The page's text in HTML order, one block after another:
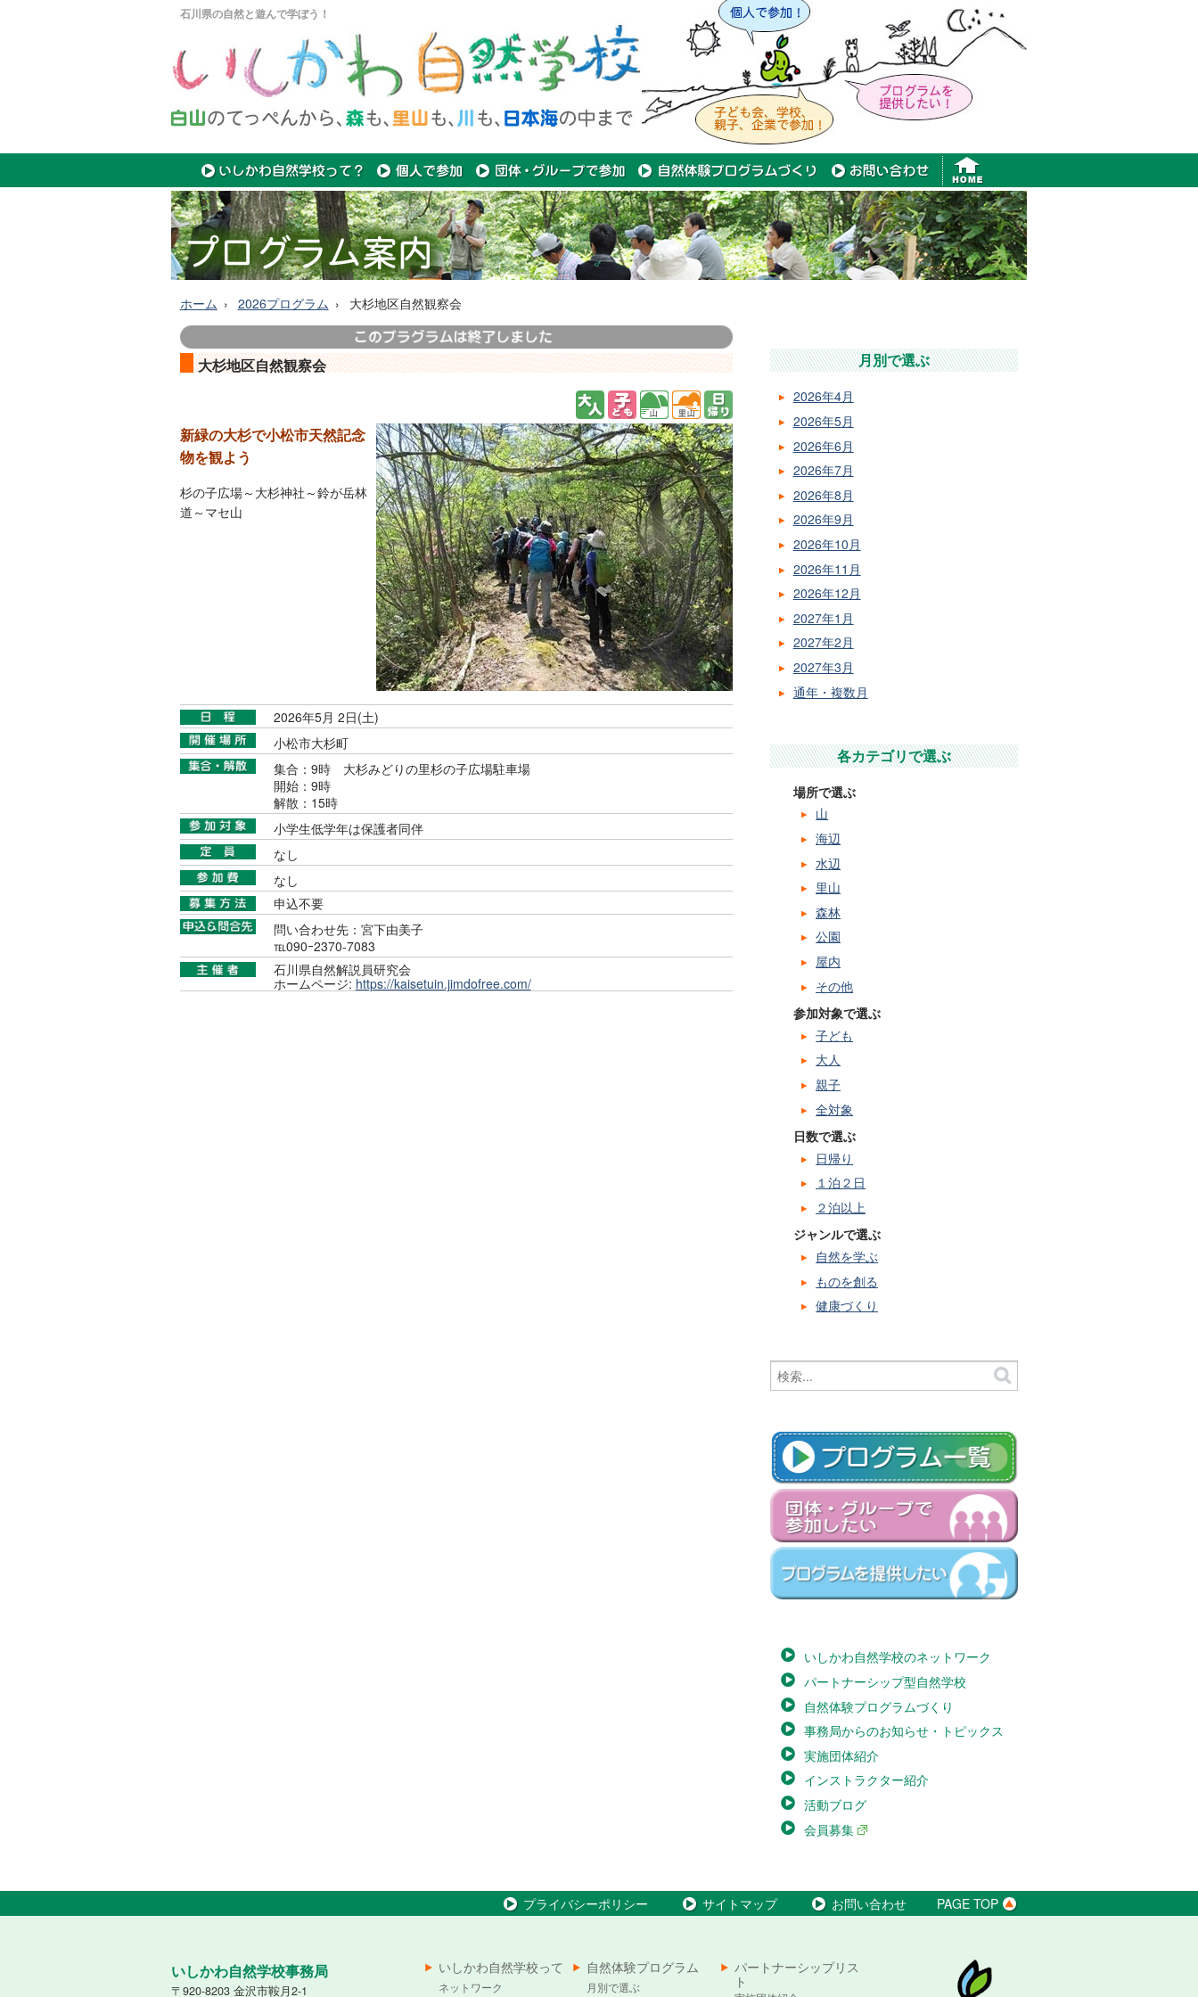
石川県の自然と遊んで学ぼう！
ホーム 2026プログラム 大杉地区自然観察会
大杉地区自然観察会
新緑の大杉で小松市天然記念
物を観よう
杉の子広場～大杉神社～鈴が岳林
道～マセ山
2026年5月 2日(土)
小松市大杉町
集合：9時 大杉みどりの里杉の子広場駐車場
開始：9時
解散：15時
小学生低学年は保護者同伴
なし
なし
申込不要
問い合わせ先：宮下由美子
℡090ｰ2370-7083
石川県自然解説員研究会
ホームページ: https://kaisetuin.jimdofree.com/
月別で選ぶ
2026年4月
2026年5月
2026年6月
2026年7月
2026年8月
2026年9月
2026年10月
2026年11月
2026年12月
2027年1月
2027年2月
2027年3月
通年・複数月
各カテゴリで選ぶ
場所で選ぶ
山
海辺
水辺
里山
森林
公園
屋内
その他
参加対象で選ぶ
子ども
大人
親子
全対象
日数で選ぶ
日帰り
１泊２日
２泊以上
ジャンルで選ぶ
自然を学ぶ
ものを創る
健康づくり
いしかわ自然学校のネットワーク
パートナーシップ型自然学校
自然体験プログラムづくり
事務局からのお知らせ・トピックス
実施団体紹介
インストラクター紹介
活動ブログ
会員募集
プライバシーポリシー サイトマップ お問い合わせ PAGE TOP
いしかわ自然学校事務局
〒920-8203 金沢市鞍月2-1
いしかわ自然学校って
ネットワーク
自然体験プログラム
月別で選ぶ
パートナーシップリス
ト